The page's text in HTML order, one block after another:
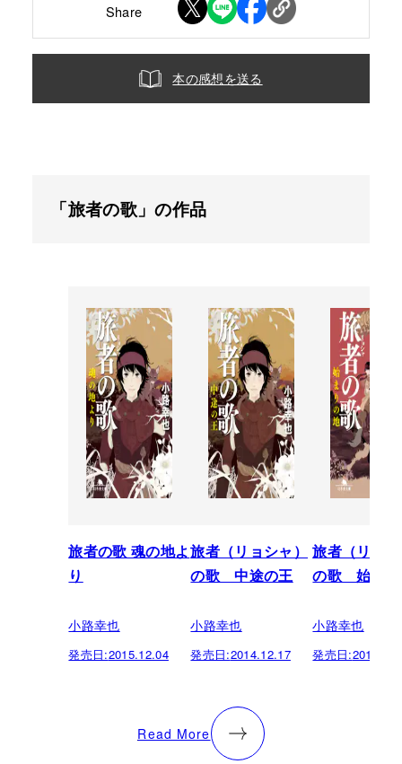
Share
本の感想を送る
「旅者の歌」の作品
旅者の歌 魂の地よ
り
小路幸也
発売日:2015.12.04
旅者（リョシャ）
の歌 中途の王
小路幸也
発売日:2014.12.17
旅者（リョ
の歌 始まり
小路幸也
発売日:
Read More